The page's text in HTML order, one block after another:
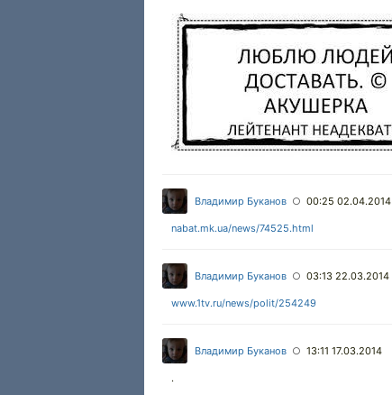
Владимир Буканов ○ 00:25 02.04.2014
nabat.mk.ua/news/74525.html
Владимир Буканов ○ 03:13 22.03.2014
www.1tv.ru/news/polit/254249
Владимир Буканов ○ 13:11 17.03.2014
.